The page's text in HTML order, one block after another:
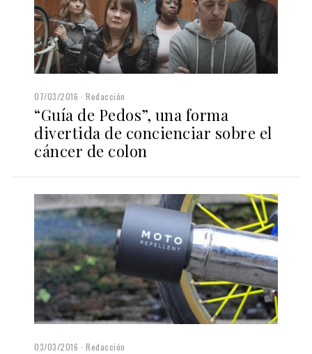
07/03/2016 Redacción
“Guía de Pedos”, una forma
divertida de concienciar sobre el
cáncer de colon
03/03/2016 Redacción